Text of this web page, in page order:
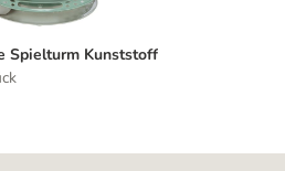
Spielturm Kunststoff